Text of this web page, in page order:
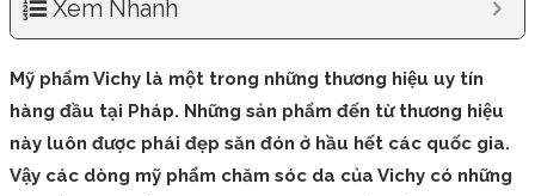
Xem Nhanh
Mỹ phẩm Vichy là một trong những thương hiệu uy tín
hàng đầu tại Pháp. Những sản phẩm đến từ thương hiệu
này luôn được phái đẹp săn đón ở hầu hết các quốc gia.
Vậy các dòng mỹ phẩm chăm sóc da của Vichy có những